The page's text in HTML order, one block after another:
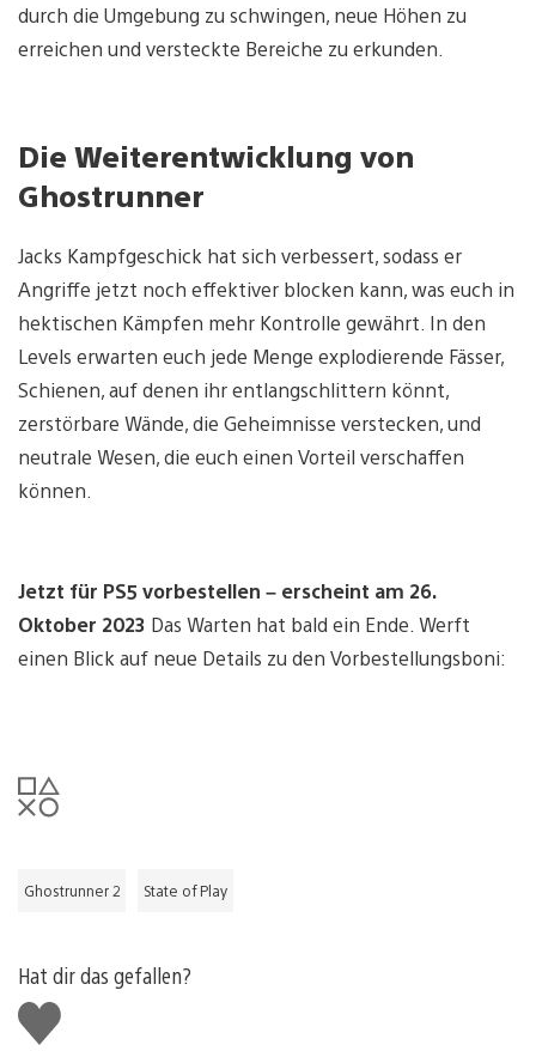
durch die Umgebung zu schwingen, neue Höhen zu
erreichen und versteckte Bereiche zu erkunden.
Die Weiterentwicklung von
Ghostrunner
Jacks Kampfgeschick hat sich verbessert, sodass er
Angriffe jetzt noch effektiver blocken kann, was euch in
hektischen Kämpfen mehr Kontrolle gewährt. In den
Levels erwarten euch jede Menge explodierende Fässer,
Schienen, auf denen ihr entlangschlittern könnt,
zerstörbare Wände, die Geheimnisse verstecken, und
neutrale Wesen, die euch einen Vorteil verschaffen
können.
Jetzt für PS5 vorbestellen – erscheint am 26.
Oktober 2023 Das Warten hat bald ein Ende. Werft
einen Blick auf neue Details zu den Vorbestellungsboni:
Ghostrunner 2 State of Play
Hat dir das gefallen?
Gefällt
mir